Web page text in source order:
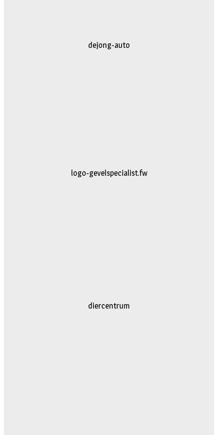
dejong-auto
logo-gevelspecialist.fw
diercentrum